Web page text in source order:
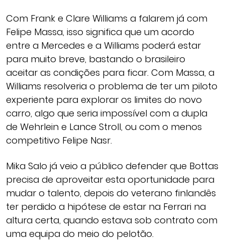
Com Frank e Clare Williams a falarem já com
Felipe Massa, isso significa que um acordo
entre a Mercedes e a Williams poderá estar
para muito breve, bastando o brasileiro
aceitar as condições para ficar. Com Massa, a
Williams resolveria o problema de ter um piloto
experiente para explorar os limites do novo
carro, algo que seria impossível com a dupla
de Wehrlein e Lance Stroll, ou com o menos
competitivo Felipe Nasr.
Mika Salo já veio a público defender que Bottas
precisa de aproveitar esta oportunidade para
mudar o talento, depois do veterano finlandês
ter perdido a hipótese de estar na Ferrari na
altura certa, quando estava sob contrato com
uma equipa do meio do pelotão.